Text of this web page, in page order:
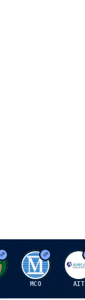
M
MCO
A
AIT